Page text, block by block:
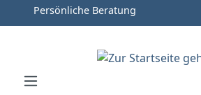
Zum Hauptinhalt springen
Zur Hauptnavigation springen
Persönliche Beratung